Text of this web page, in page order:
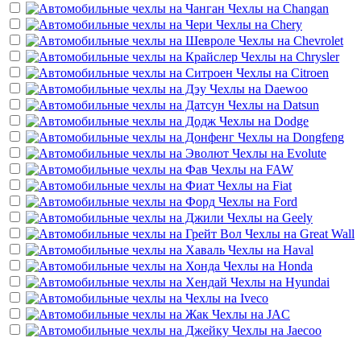
Чехлы на Changan
Чехлы на Chery
Чехлы на Chevrolet
Чехлы на Chrysler
Чехлы на Citroen
Чехлы на Daewoo
Чехлы на Datsun
Чехлы на Dodge
Чехлы на Dongfeng
Чехлы на Evolute
Чехлы на FAW
Чехлы на Fiat
Чехлы на Ford
Чехлы на Geely
Чехлы на Great Wall
Чехлы на Haval
Чехлы на Honda
Чехлы на Hyundai
Чехлы на Iveco
Чехлы на JAC
Чехлы на Jaecoo